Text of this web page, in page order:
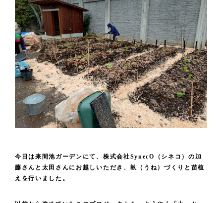
今日は来間池ガーデンにて、株式会社SynecO（シネコ）の加
藤さんと太田さんにお越しいただき、畝（うね）づくりと苗植
えを行いました。